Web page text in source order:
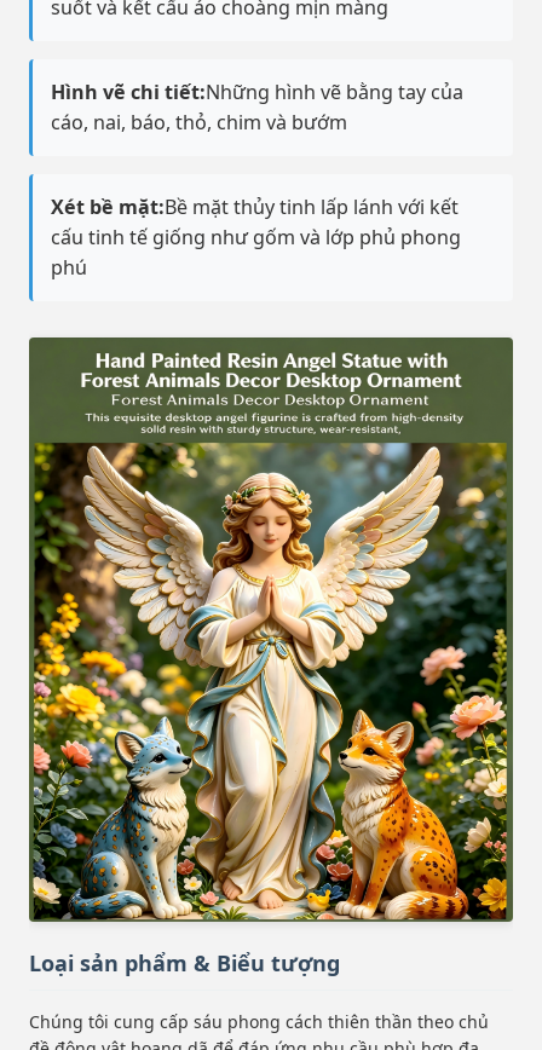
suốt và kết cấu áo choàng mịn màng
Hình vẽ chi tiết:Những hình vẽ bằng tay của
cáo, nai, báo, thỏ, chim và bướm
Xét bề mặt:Bề mặt thủy tinh lấp lánh với kết
cấu tinh tế giống như gốm và lớp phủ phong
phú
Loại sản phẩm & Biểu tượng
Chúng tôi cung cấp sáu phong cách thiên thần theo chủ